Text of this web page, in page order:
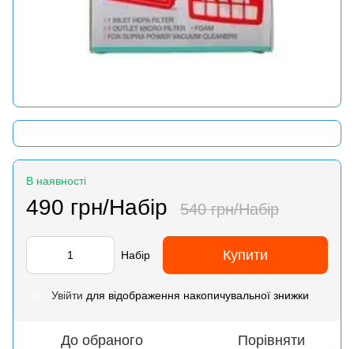
В наявності
490 грн/Набір 540 грн/Набір
Набір Купити
Увійти для відображення накопичувальної знижки
До обраного Порівняти